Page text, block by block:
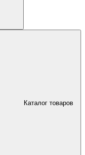
Каталог товаров